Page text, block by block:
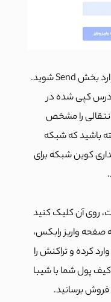
در کیف پول شخصی شیبا را انتخاب و وارد بخش Send شوید.
کپی شده در
را مشخص
باشید که شبکه
کوین شبکه برای
روی آن کلیک کنید
صفحه واریز رابکس،
کرده و تراکنش را
کیف پول شما با شیبا
فروش برسانید.